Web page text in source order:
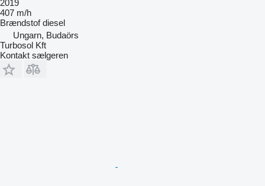
2019
407 m/h
Brændstof diesel
Ungarn, Budaörs
Turbosol Kft
Kontakt sælgeren